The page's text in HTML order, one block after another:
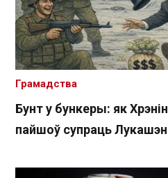
Бунт у бункеры: як
пайшоў супраць
Грамадства